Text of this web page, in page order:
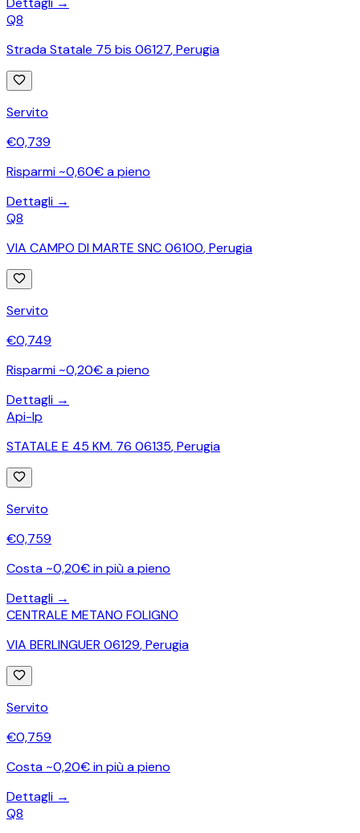
Q8
Strada Statale 75 bis 06127,Perugia
Servito
€0,739
Risparmi ~0,60€ a pieno
Dettagli →
Q8
VIA CAMPO DI MARTE SNC 06100,Perugia
Servito
€0,749
Risparmi ~0,20€ a pieno
Dettagli →
Api-Ip
STATALE E 45 KM. 76 06135,Perugia
Servito
€0,759
Costa ~0,20€ in più a pieno
Dettagli →
CENTRALE METANO FOLIGNO
VIA BERLINGUER 06129,Perugia
Servito
€0,759
Costa ~0,20€ in più a pieno
Dettagli →
Q8